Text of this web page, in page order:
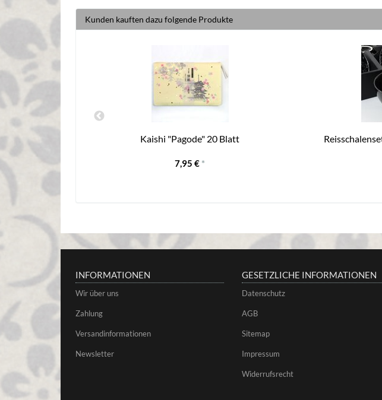
Kunden kauften dazu folgende Produkte
kupfer Kaishi "Pagode" 20 Blatt
7,95 € *
INFORMATIONEN
Wir über uns
Zahlung
Versandinformationen
Newsletter
GESETZLICHE INFORMATIONEN
Datenschutz
AGB
Sitemap
Impressum
Widerrufsrecht